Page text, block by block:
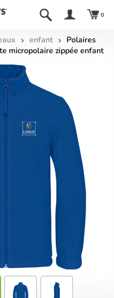
0
enfant
Polaires
micropolaire zippée enfant